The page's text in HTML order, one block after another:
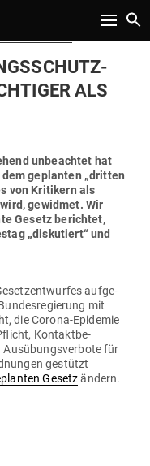
Toggle
ALS
unbe­achtet hat
geplanten „dritten
von Kri­tikern als
gewidmet. Wir
Gesetz berichtet,
„dis­ku­tiert“ und
auf­ge­
mit
die Corona-Epi­demie
Kon­takt­be­
Aus­übungs­verbote für
gestützt
Gesetzändern.